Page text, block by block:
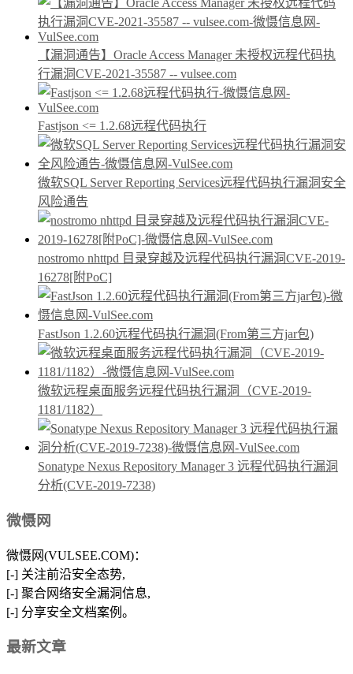
【漏洞通告】Oracle Access Manager 未授权远程代码执
行漏洞CVE-2021-35587 -- vulsee.com
Fastjson <= 1.2.68远程代码执行
微软SQL Server Reporting Services远程代码执行漏洞安全
风险通告
nostromo nhttpd 目录穿越及远程代码执行漏洞CVE-2019-
16278[附PoC]
FastJson 1.2.60远程代码执行漏洞(From第三方jar包)
微软远程桌面服务远程代码执行漏洞（CVE-2019-
1181/1182）
Sonatype Nexus Repository Manager 3 远程代码执行漏洞
分析(CVE-2019-7238)
微慑网
微慑网(VULSEE.COM)：
[-] 关注前沿安全态势,
[-] 聚合网络安全漏洞信息,
[-] 分享安全文档案例。
最新文章